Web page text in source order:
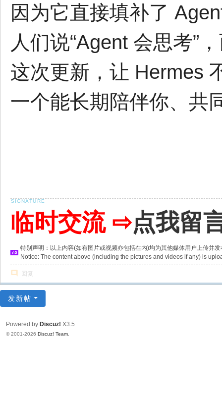
因为它直接填补了
人们说“Agent 会思考”
这次更新，让 Hermes
一个能长期陪伴你、共
临时交流 ⇨点我留
特别声明：以上内容(如有图片或视频亦包括在内)均为其他媒体用户上传并
Notice: The content above (including the pictures and videos if any) is
回复
发新帖
Powered by Discuz! X3.5
© 2001-2026 Discuz! Team